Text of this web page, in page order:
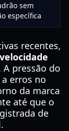
sem
específica
recentes,
pressão do
erros no
da marca
até que o
de